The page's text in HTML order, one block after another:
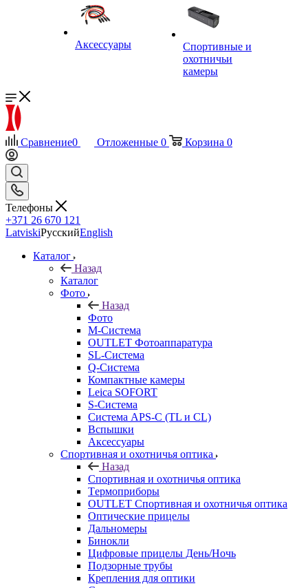
Аксессуары
Спортивные и
охотничьи
камеры
Сравнение0 Отложенные 0 Корзина 0
Телефоны
+371 26 670 121
LatviskiРусскийEnglish
Каталог
Назад
Каталог
Фото
Назад
Фото
M-Система
OUTLET Фотоаппаратура
SL-Система
Q-Cистема
Компактные камеры
Leica SOFORT
S-Система
Система APS-C (TL и CL)
Вспышки
Аксессуары
Спортивная и охотничья оптика
Назад
Спортивная и охотничья оптика
Tермоприборы
OUTLET Спортивная и охотничья оптика
Оптические прицелы
Дальномеры
Бинокли
Цифровые прицелы День/Ночь
Подзорные трубы
Крепления для оптики